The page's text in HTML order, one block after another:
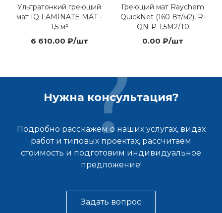
Ультратонкий греющий
мат IQ LAMINATE MAT -
1,5 м²
6 610.00 ₽/шт
Греющий мат Raychem
QuickNet (160 Вт/м2), R-
QN-P-1,5M2/T0
0.00 ₽/шт
Нужна консультация?
Подробно расскажем о наших услугах, видах
работ и типовых проектах, рассчитаем
стоимость и подготовим индивидуальное
предложение!
Задать вопрос